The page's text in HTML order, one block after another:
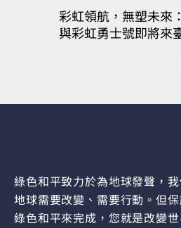
彩虹領航，無塑未來
與彩虹勇士號即將來
綠色和平致力於為地球發聲，
地球需要改變、需要行動。但
綠色和平來完成，您就是改變世